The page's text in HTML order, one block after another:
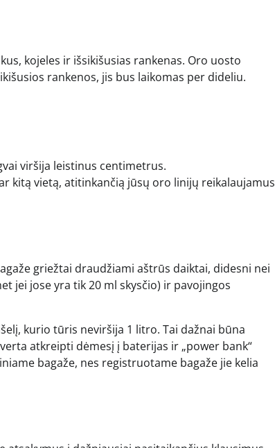
kojeles ir išsikišusias rankenas. Oro uosto
rankenos, jis bus laikomas per dideliu.
viršija leistinus centimetrus.
kitą vietą, atitinkančią jūsų oro linijų reikalaujamus
griežtai draudžiami aštrūs daiktai, didesni nei
jei jose yra tik 20 ml skysčio) ir pavojingos
kurio tūris neviršija 1 litro. Tai dažnai būna
atkreipti dėmesį į baterijas ir „power bank“
bagaže, nes registruotame bagaže jie kelia